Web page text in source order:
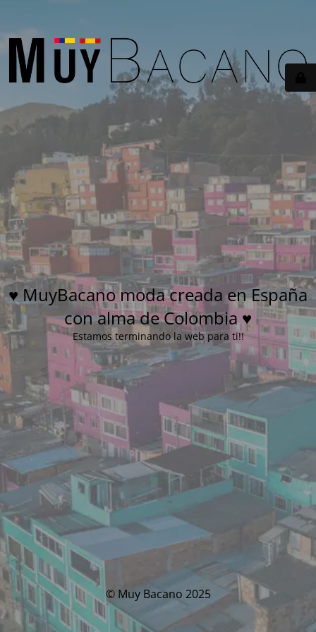
♥ MuyBacano moda creada en España
con alma de Colombia ♥
Estamos terminando la web para ti!!
© Muy Bacano 2025